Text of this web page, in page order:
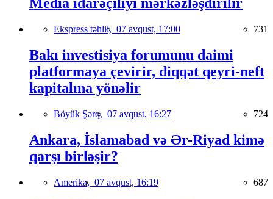
Media idarəçiliyi mərkəzləşdirilir
Ekspress təhlil, 07 avqust, 17:00 731
Bakı investisiya forumunu daimi
platformaya çevirir, diqqət qeyri-neft
kapitalına yönəlir
Böyük Şərq, 07 avqust, 16:27 724
Ankara, İslamabad və Ər-Riyad kimə
qarşı birləşir?
Amerika, 07 avqust, 16:19 687